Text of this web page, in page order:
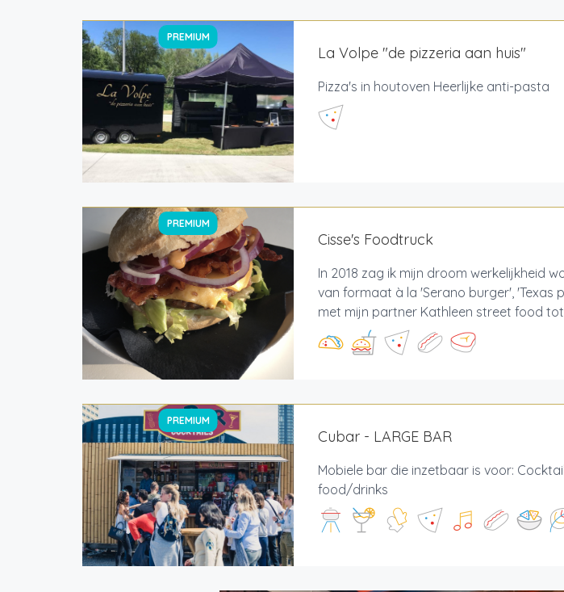
PREMIUM
La Volpe "de pizzeria aan huis"
Pizza's in houtoven Heerlijke anti-pasta
PREMIUM
Cisse's Foodtruck
In 2018 zag ik mijn droom werkelijkheid
van formaat à la 'Serano burger', 'Texas
met mijn partner Kathleen street food tot
PREMIUM
Cubar - LARGE BAR
Mobiele bar die inzetbaar is voor:
food/drinks